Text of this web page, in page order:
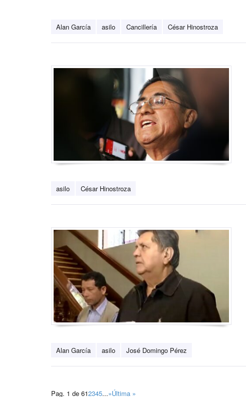
Alan García asilo Cancillería César Hinostroza
asilo César Hinostroza
Alan García asilo José Domingo Pérez
Pag. 1 de 612345...»Última »